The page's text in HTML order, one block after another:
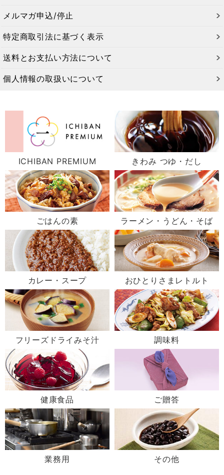
メルマガ申込/停止
特定商取引法に基づく表示
送料とお支払い方法について
個人情報の取扱いについて
ICHIBAN PREMIUM きわみ つゆ・だし
ごはんの素 ラーメン・うどん・そば
カレー・スープ おひとりさまレトルト
フリーズドライみそ汁 調味料
健康食品 ご贈答
業務用 その他